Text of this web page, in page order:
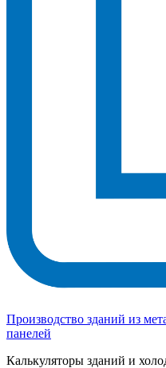
Производство зданий из
панелей
Калькуляторы зданий и